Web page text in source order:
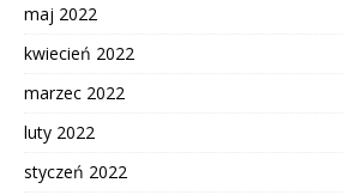
maj 2022
kwiecień 2022
marzec 2022
luty 2022
styczeń 2022